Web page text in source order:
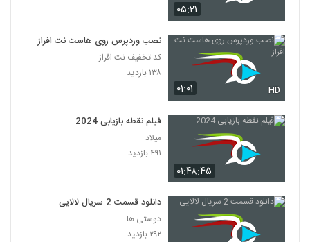
۰۵:۲۱
۰۱:۰۱ HD
نصب وردپرس روی هاست نت افراز
کد تخفیف نت افراز
۱۳۸ بازدید
۰۱:۴۸:۴۵
فیلم نقطه بازیابی 2024
میلاد
۴۹۱ بازدید
دانلود قسمت 2 سریال لالایی
دوستی ها
۲۹۲ بازدید